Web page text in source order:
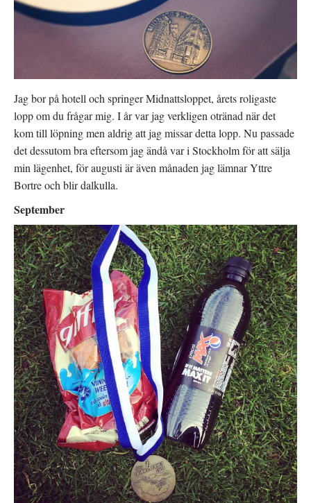
Jag bor på hotell och springer Midnattsloppet, årets roligaste
lopp om du frågar mig. I år var jag verkligen otränad när det
kom till löpning men aldrig att jag missar detta lopp. Nu passade
det dessutom bra eftersom jag ändå var i Stockholm för att sälja
min lägenhet, för augusti är även månaden jag lämnar Yttre
Bortre och blir dalkulla.
September